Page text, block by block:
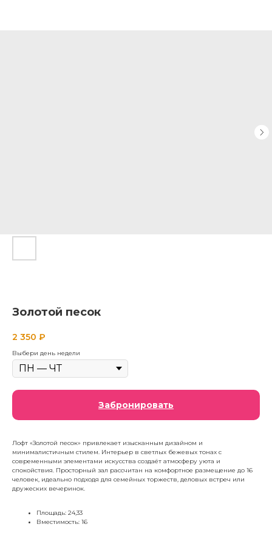
Золотой песок
2 350 ₽
Выбери день недели
Забронировать
Лофт «Золотой песок» привлекает изысканным дизайном и
минималистичным стилем. Интерьер в светлых бежевых тонах с
современными элементами искусства создаёт атмосферу уюта и
спокойствия. Просторный зал рассчитан на комфортное размещение до 16
человек, идеально подходя для семейных торжеств, деловых встреч или
дружеских вечеринок.
Площадь: 24,33
Вместимость: 16